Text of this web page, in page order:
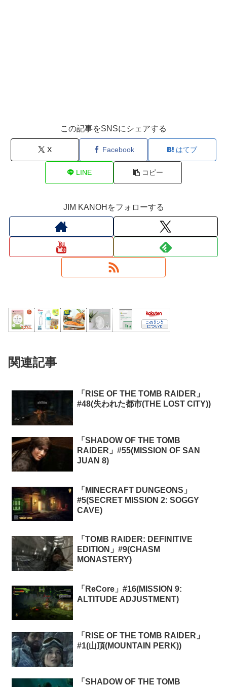
この記事をSNSにシェアする
X Facebook はてブ
LINE コピー
JIM KANOHをフォローする
関連記事
「RISE OF THE TOMB RAIDER」
#48(失われた都市(THE LOST CITY))
「SHADOW OF THE TOMB
RAIDER」#55(MISSION OF SAN
JUAN 8)
「MINECRAFT DUNGEONS」
#5(SECRET MISSION 2: SOGGY
CAVE)
「TOMB RAIDER: DEFINITIVE
EDITION」#9(CHASM
MONASTERY)
「ReCore」#16(MISSION 9:
ALTITUDE ADJUSTMENT)
「RISE OF THE TOMB RAIDER」
#1(山頂(MOUNTAIN PERK))
「SHADOW OF THE TOMB